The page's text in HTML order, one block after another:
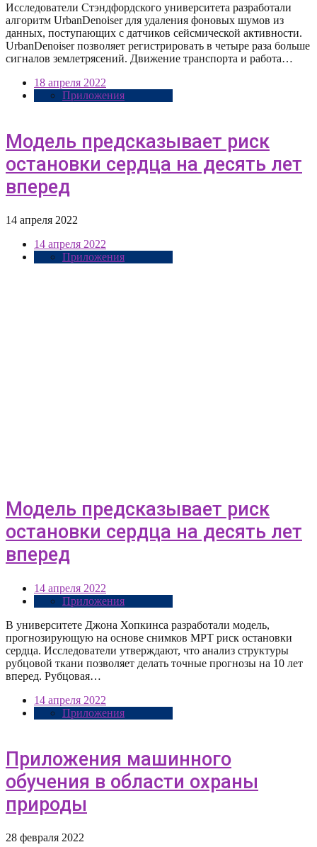
Исследователи Стэндфордского университета разработали
алгоритм UrbanDenoiser для удаления фоновых шумов из
данных, поступающих с датчиков сейсмической активности.
UrbanDenoiser позволяет регистрировать в четыре раза больше
сигналов землетрясений. Движение транспорта и работа…
18 апреля 2022
Приложения
Модель предсказывает риск
остановки сердца на десять лет
вперед
14 апреля 2022
14 апреля 2022
Приложения
Модель предсказывает риск
остановки сердца на десять лет
вперед
14 апреля 2022
Приложения
В университете Джона Хопкинса разработали модель,
прогнозирующую на основе снимков МРТ риск остановки
сердца. Исследователи утверждают, что анализ структуры
рубцовой ткани позволяет делать точные прогнозы на 10 лет
вперед. Рубцовая…
14 апреля 2022
Приложения
Приложения машинного
обучения в области охраны
природы
28 февраля 2022